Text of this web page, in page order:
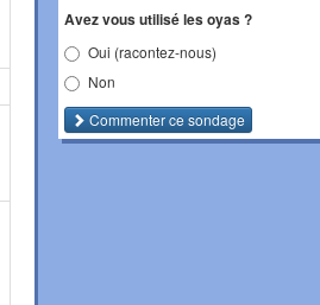
Avez vous utilisé les oyas ?
Oui (racontez-nous)
Non
Commenterce sondage